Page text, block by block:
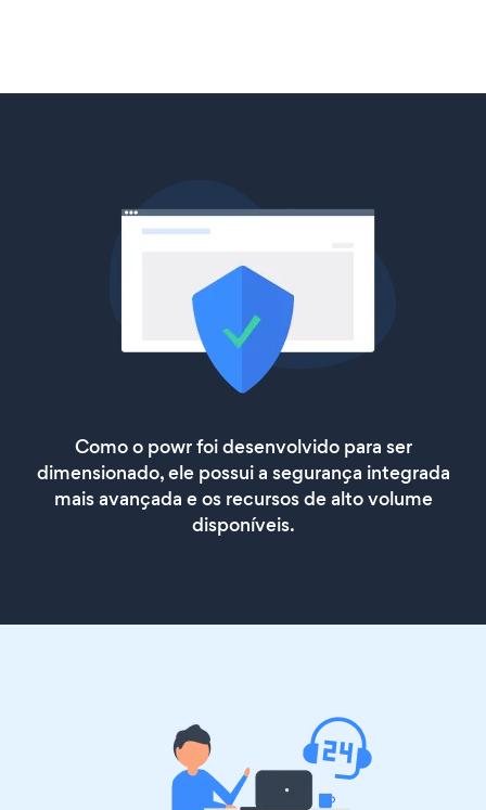
Como o powr foi desenvolvido para ser
dimensionado, ele possui a segurança integrada
mais avançada e os recursos de alto volume
disponíveis.